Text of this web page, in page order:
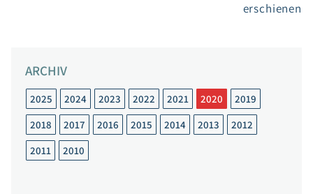
erschienen
ARCHIV
2025 2024 2023 2022 2021 2020
2019
2018
2017 2016 2015 2014 2013
2012
2011
2010